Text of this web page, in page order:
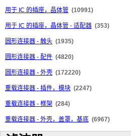
用于 IC 的插座，晶体管 (10991)
用于 IC 的插座，晶体管 - 适配器 (353)
圆形连接器 - 触头 (1935)
圆形连接器 - 配件 (4820)
圆形连接器 - 外壳 (172220)
重载连接器 - 插件，模块 (2247)
重载连接器 - 框架 (284)
重载连接器 - 外壳，盖罩，基底 (6967)